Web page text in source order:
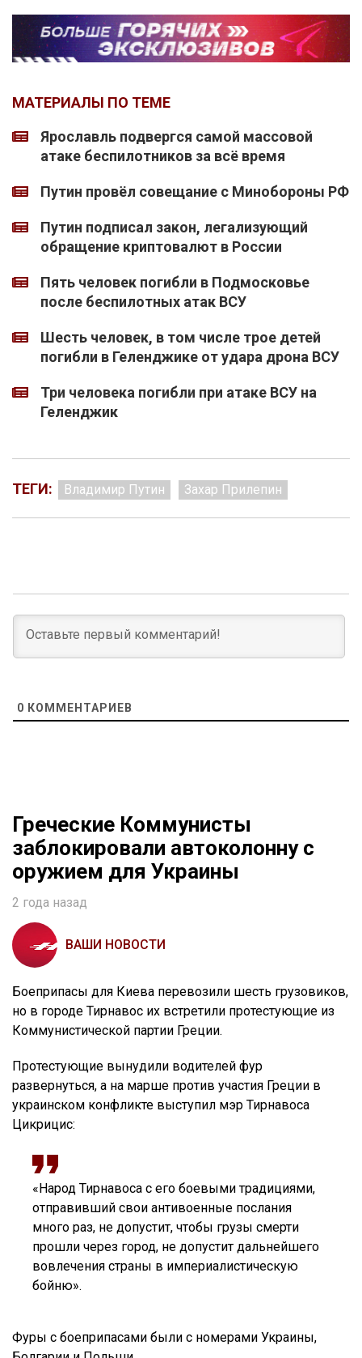
МАТЕРИАЛЫ ПО ТЕМЕ
Ярославль подвергся самой массовой
атаке беспилотников за всё время
Путин провёл совещание с Минобороны РФ
Путин подписал закон, легализующий
обращение криптовалют в России
Пять человек погибли в Подмосковье
после беспилотных атак ВСУ
Шесть человек, в том числе трое детей
погибли в Геленджике от удара дрона ВСУ
Три человека погибли при атаке ВСУ на
Геленджик
ТЕГИ: Владимир Путин Захар Прилепин
0 КОММЕНТАРИЕВ
Греческие Коммунисты
заблокировали автоколонну с
оружием для Украины
2 года назад
ВАШИ НОВОСТИ
Боеприпасы для Киева перевозили шесть грузовиков,
но в городе Тирнавос их встретили протестующие из
Коммунистической партии Греции.
Протестующие вынудили водителей фур
развернуться, а на марше против участия Греции в
украинском конфликте выступил мэр Тирнавоса
Цикрицис:
«Народ Тирнавоса с его боевыми традициями,
отправивший свои антивоенные послания
много раз, не допустит, чтобы грузы смерти
прошли через город, не допустит дальнейшего
вовлечения страны в империалистическую
бойню».
Фуры с боеприпасами были с номерами Украины,